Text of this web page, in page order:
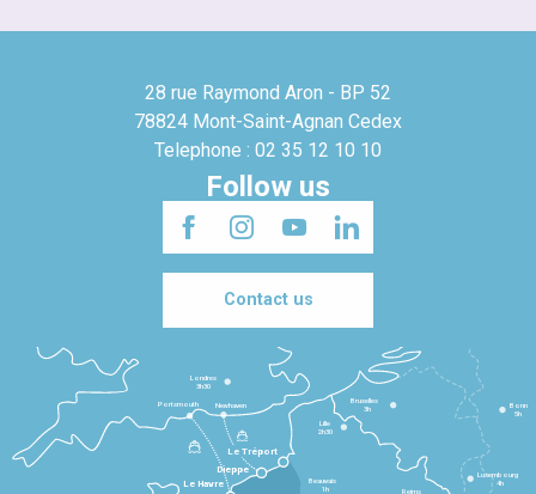
28 rue Raymond Aron - BP 52
78824 Mont-Saint-Agnan Cedex
Telephone : 02 35 12 10 10
Follow us
Contact us
Le Havre
Dieppe
Le Tréport
Beauvais
1h
Reims
Lille
2h30
Bruxelles
3h
Londres
3h30
Newhaven
Portsmouth
Bonn
5h
Luxembourg
4h